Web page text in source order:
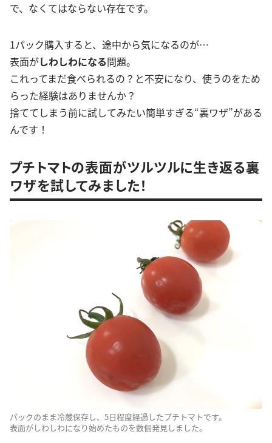
で、なくてはならない存在です。
1パック購入すると、途中から気になるのが…
表面がしわしわになる問題。
これってまだ食べられるの？と不安になり、使うのをため
らった経験はありませんか？
捨ててしまう前に試してみたい簡単すぎる“裏ワザ”がある
んです！
プチトマトの表面がツルツルに生き返る裏
ワザを試してみました！
パックのまま冷蔵保存し、5日程度経過したプチトマトです。
表面がしわしわになり始めたものを数個発見しました。